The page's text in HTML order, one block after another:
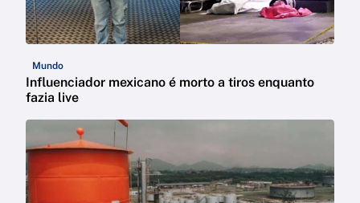
Mundo
Influenciador mexicano é morto a tiros enquanto
fazia live